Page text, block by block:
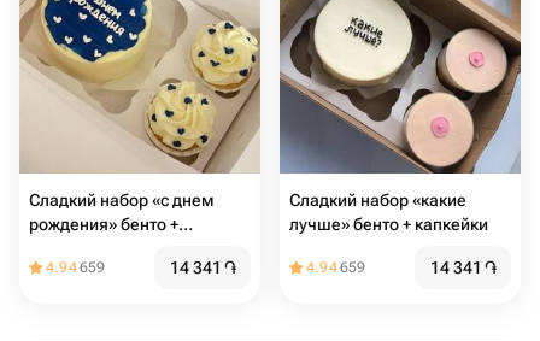
Сладкий набор «с днем
рождения» бенто +
4.94659 14 341 ֏
Сладкий набор «какие
лучше» бенто + капкейки
4.94659 14 341 ֏